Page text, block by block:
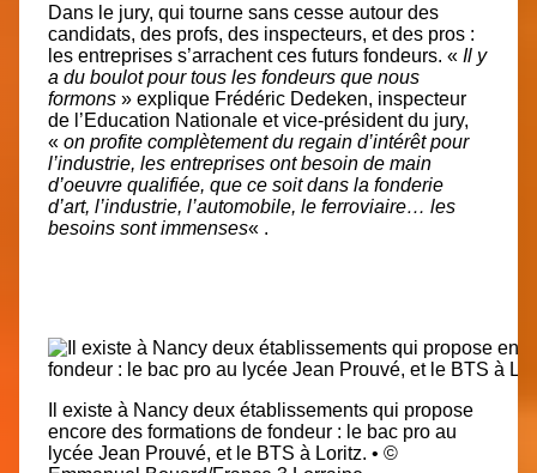
Dans le jury, qui tourne sans cesse autour des
candidats, des profs, des inspecteurs, et des pros :
les entreprises s’arrachent ces futurs fondeurs. « Il y
a du boulot pour tous les fondeurs que nous
formons » explique Frédéric Dedeken, inspecteur
de l’Education Nationale et vice-président du jury,
« on profite complètement du regain d’intérêt pour
l’industrie, les entreprises ont besoin de main
d’oeuvre qualifiée, que ce soit dans la fonderie
d’art, l’industrie, l’automobile, le ferroviaire… les
besoins sont immenses« .
Il existe à Nancy deux établissements qui propose
encore des formations de fondeur : le bac pro au
lycée Jean Prouvé, et le BTS à Loritz. • ©